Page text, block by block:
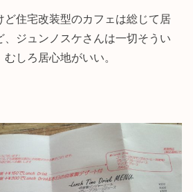
ど住宅改装型のカフェは総じて居
、ジュンノスケさんは一切そうい
しろ居心地がいい。